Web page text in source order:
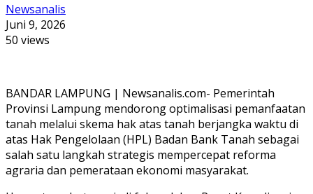
Newsanalis
Juni 9, 2026
50 views
BANDAR LAMPUNG | Newsanalis.com- Pemerintah
Provinsi Lampung mendorong optimalisasi pemanfaatan
tanah melalui skema hak atas tanah berjangka waktu di
atas Hak Pengelolaan (HPL) Badan Bank Tanah sebagai
salah satu langkah strategis mempercepat reforma
agraria dan pemerataan ekonomi masyarakat.